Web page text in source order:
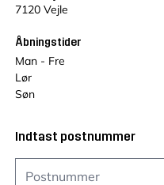
7120 Vejle
Åbningstider
Man - Fre
Lør
Søn
Indtast postnummer